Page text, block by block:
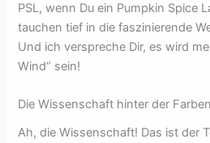
PSL, wenn Du ein Pumpkin Spice
tauchen tief in die faszinierende
Und ich verspreche Dir, es wird
Wind“ sein!
Die Wissenschaft hinter der
Ah, die Wissenschaft! Das ist der